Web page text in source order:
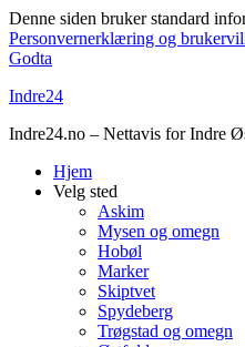
Denne siden bruker standard
Personvernerklæring og
Godta
Indre24
Indre24.no – Nettavis for Indre
Hjem
Velg sted
Askim
Mysen og omegn
Hobøl
Marker
Skiptvet
Spydeberg
Trøgstad og omegn